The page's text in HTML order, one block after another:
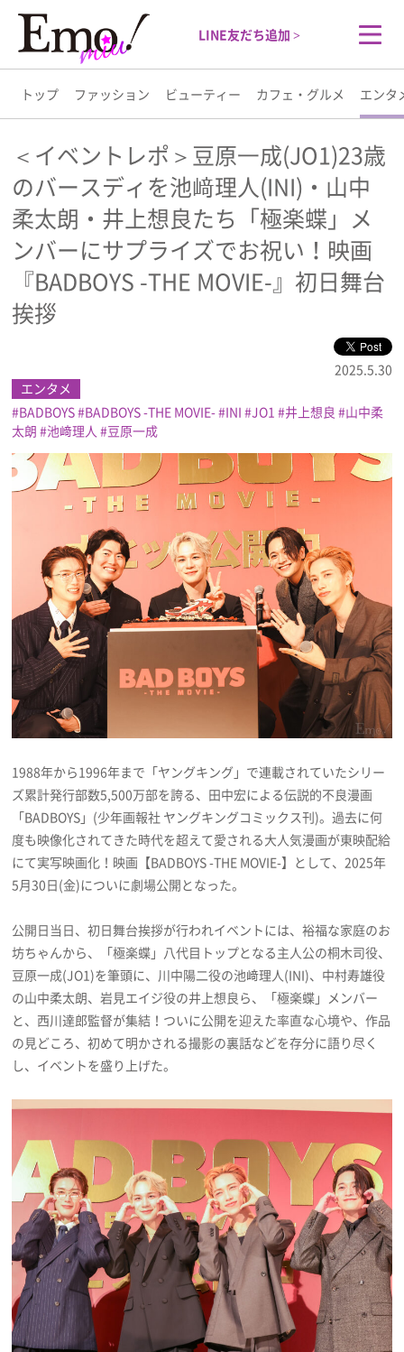
LINE友だち追加 >
トップ ファッション ビューティー カフェ・グルメ エンタ
トップ
ファッション
ビューティー
カフェ・グルメ
ライフスタイル
プレゼント
インタビュー
フィルム
Emoメン
ランキング
Emo!miuとは？
免責事項
プライバシーポリシー
利用規約
＜イベントレポ＞豆原⼀成(JO1)23歳
のバースディを池﨑理人(INI)・山中
柔太朗・井上想良たち「極楽蝶」メ
ンバーにサプライズでお祝い！映画
『BADBOYS -THE MOVIE-』初日舞台
挨拶
2025.5.30
エンタメ
BADBOYS BADBOYS -THE MOVIE- INI JO1 井上想良
山中柔
太朗
池﨑理人 豆原一成
1988年から1996年まで「ヤングキング」で連載されていたシリー
ズ累計発行部数5,500万部を誇る、田中宏による伝説的不良漫画
「BADBOYS」(少年画報社 ヤングキングコミックス刊)。過去に何
度も映像化されてきた時代を超えて愛される大人気漫画が東映配給
にて実写映画化！映画【BADBOYS -THE MOVIE-】として、2025年
5月30日(金)についに劇場公開となった。
公開日当日、初日舞台挨拶が行われイベントには、裕福な家庭のお
坊ちゃんから、「極楽蝶」八代目トップとなる主人公の桐木司役、
豆原一成(JO1)を筆頭に、川中陽二役の池﨑理人(INI)、中村寿雄役
の山中柔太朗、岩見エイジ役の井上想良ら、「極楽蝶」メンバー
と、西川達郎監督が集結！ついに公開を迎えた率直な心境や、作品
の見どころ、初めて明かされる撮影の裏話などを存分に語り尽く
し、イベントを盛り上げた。